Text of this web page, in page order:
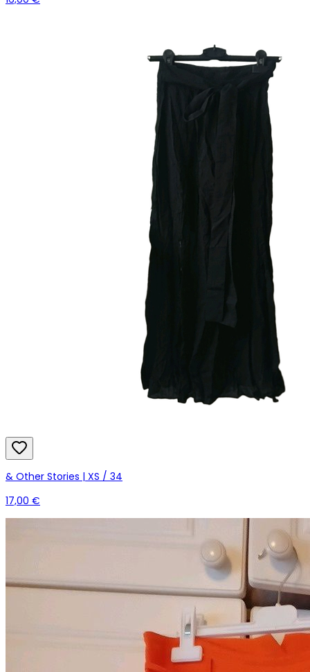
& Other Stories | XS / 34
17,00 €